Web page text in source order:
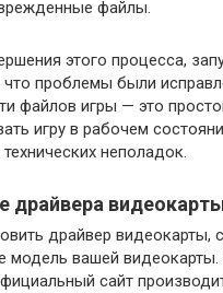
файлы.
этого процесса,
что проблемы были
файлов игры — это
игру в рабочем
неполадок.
драйвера
драйвер видеокарты,
модель вашей видеокарты.
сайт